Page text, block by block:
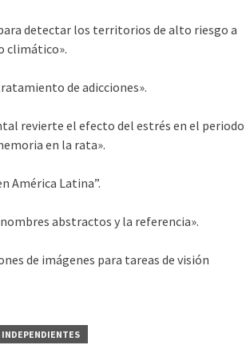
detectar los territorios de alto riesgo a
climático».
de adicciones».
revierte el efecto del estrés en el periodo
en la rata».
América Latina”.
abstractos y la referencia».
de imágenes para tareas de visión
INDEPENDIENTES